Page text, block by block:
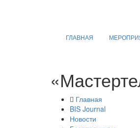
ГЛАВНАЯ
Главная
BIS Journal
Новости